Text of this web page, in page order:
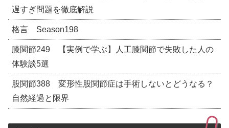
遅すぎ問題を徹底解説
格言 Season198
膝関節249 【実例で学ぶ】人工膝関節で失敗した人の
体験談5選
股関節388 変形性股関節症は手術しないとどうなる？
自然経過と限界